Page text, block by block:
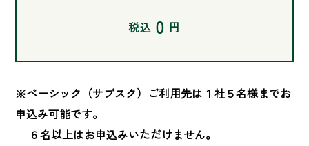
税込 0 円
※ベーシック（サブスク）ご利用先は１社５名様までお
申込み可能です。
６名以上はお申込みいただけません。